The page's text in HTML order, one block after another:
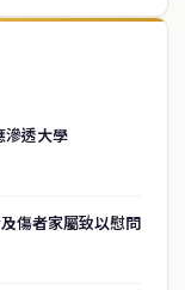
滲透大學
傷者家屬致以慰問
新聞媒體，致力於